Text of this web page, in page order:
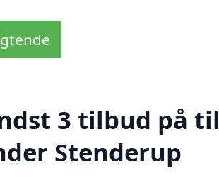
3 tilbud på
Stenderup